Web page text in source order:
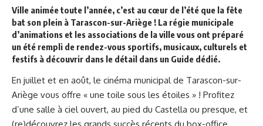
Ville animée toute l’année, c’est au cœur de l’été que la fête
bat son plein à Tarascon-sur-Ariège ! La régie municipale
d’animations et les associations de la ville vous ont préparé
un été rempli de rendez-vous sportifs, musicaux, culturels et
festifs à découvrir dans le détail dans un Guide dédié.
En juillet et en août, le cinéma municipal de Tarascon-sur-
Ariège vous offre « une toile sous les étoiles » ! Profitez
d’une salle à ciel ouvert, au pied du Castella ou presque, et